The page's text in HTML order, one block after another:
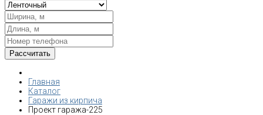
Главная
Каталог
Гаражи из кирпича
Проект гаража-225